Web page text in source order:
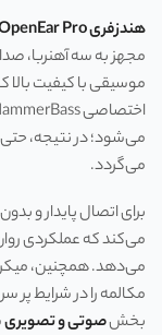
هندزفری Mibro OpenEar Pro
مجهز به سه آهنربا،
موسیقی با کیفیت بالا
می‌شود؛ در نتیجه،
می‌گردد.
برای اتصال پایدار و
می‌کند که عملکردی
می‌دهد. همچنین،
مکالمه را در شرایط
بخشصوتی و تصویری